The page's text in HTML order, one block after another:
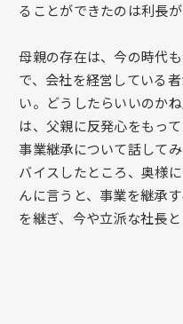
ることができたのは利長
母親の存在は、今の時代
で、会社を経営している
い。どうしたらいいのか
は、父親に反発心をもっ
事業継承について話して
バイスしたところ、奥様
んに言うと、事業を継承
を継ぎ、今や立派な社長